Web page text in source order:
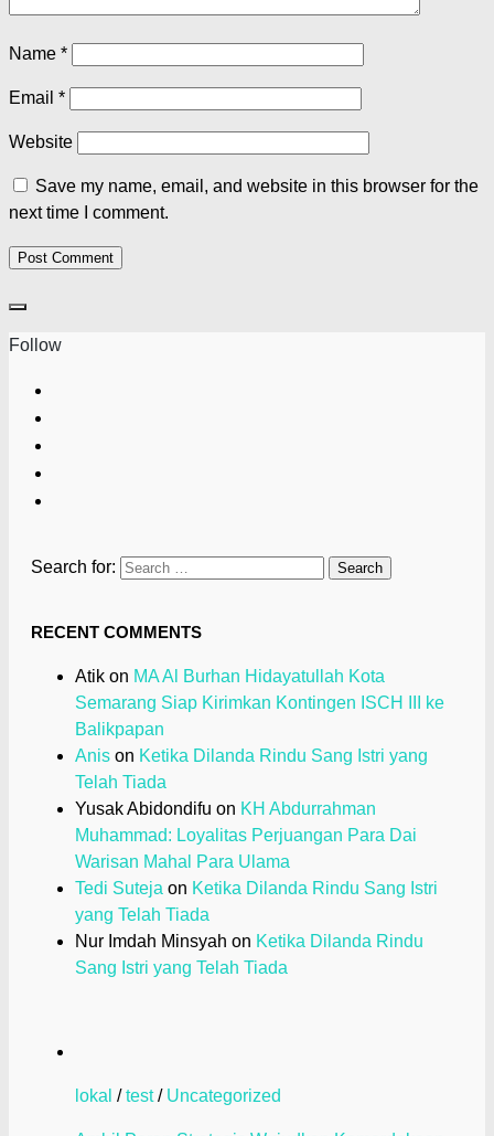
Name *
Email *
Website
Save my name, email, and website in this browser for the
next time I comment.
Follow
Search for:
RECENT COMMENTS
Atik on MA Al Burhan Hidayatullah Kota
Semarang Siap Kirimkan Kontingen ISCH III ke
Balikpapan
Anis on Ketika Dilanda Rindu Sang Istri yang
Telah Tiada
Yusak Abidondifu on KH Abdurrahman
Muhammad: Loyalitas Perjuangan Para Dai
Warisan Mahal Para Ulama
Tedi Suteja on Ketika Dilanda Rindu Sang Istri
yang Telah Tiada
Nur Imdah Minsyah on Ketika Dilanda Rindu
Sang Istri yang Telah Tiada
lokal /test/ Uncategorized